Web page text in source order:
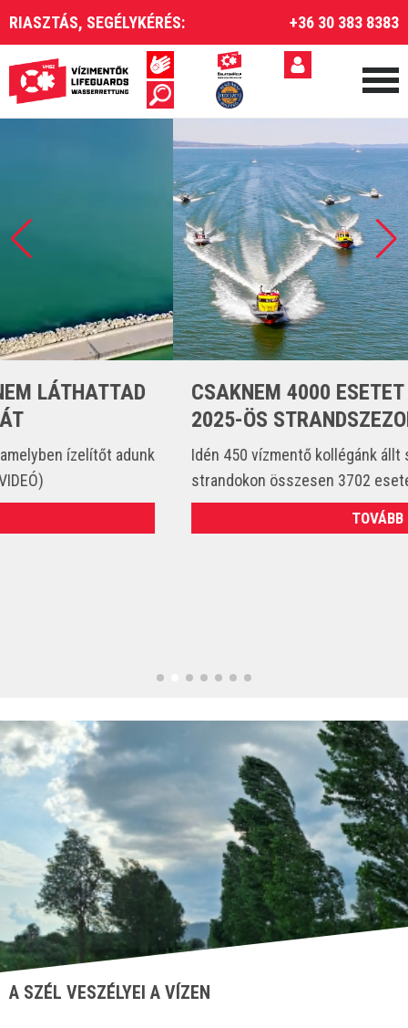
RIASZTÁS, SEGÉLYKÉRÉS: +36 30 383 8383
CSAKNEM 4000 ESETET LÁTTUNK EL A
2025-ÖS STRANDSZEZONBAN
Idén 450 vízmentő kollégánk állt szolgálatba és csak a
strandokon összesen 3702 esetet látott el. (VIDEÓ)
A SZÉL VESZÉLYEI A VÍZEN